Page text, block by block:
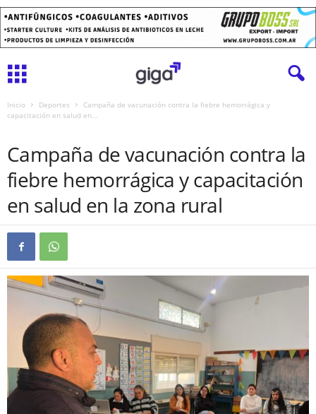
Inicio Deportes
Campaña de vacunación contra la fiebre hemorrágica y
capacitación en salud en...
Campaña de vacunación contra la
fiebre hemorrágica y capacitación
en salud en la zona rural